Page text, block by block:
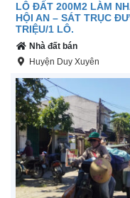
LÔ ĐẤT 200M2 LÀM
HỘI AN – SÁT TRỤC
TRIỆU/1 LÔ.
Nhà đất bán
Huyện Duy Xuyên